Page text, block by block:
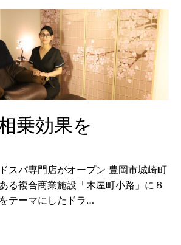
乗効果を
スパ専門店がオープン 豊岡市城崎町
る複合商業施設「木屋町小路」に８
テーマにしたドラ…